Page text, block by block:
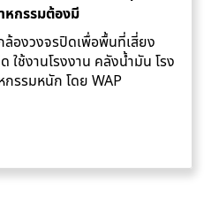
หกรรมต้องมี
ล้องวงจรปิดเพื่อพื้นที่เสี่ยง
ใช้งานโรงงาน คลังน้ำมัน โรง
กรรมหนัก โดย WAP